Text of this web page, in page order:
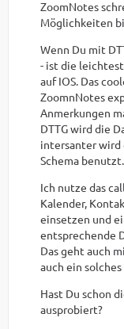
ZoomNotes
Möglichkeiten
Wenn Du mit
- ist die
auf IOS. Das
ZoomnNotes
Anmerkungen
DTTG wird die
intersanter wird
Schema benutzt.
Ich nutze das
Kalender,
einsetzen und
entsprechende
Das geht auch
auch ein
Hast Du schon
ausprobiert?